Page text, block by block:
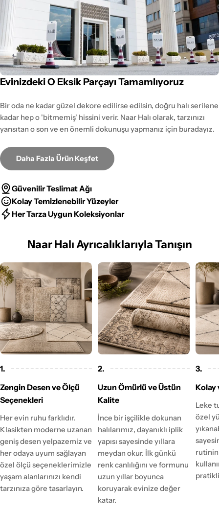
Evinizdeki O Eksik Parçayı Tamamlıyoruz
Bir oda ne kadar güzel dekore edilirse edilsin, doğru halı serilene
kadar hep o 'bitmemiş' hissini verir. Naar Halı olarak, tarzınızı
yansıtan o son ve en önemli dokunuşu yapmanız için buradayız.
Daha Fazla Ürün Keşfet
Güvenilir Teslimat Ağı
Kolay Temizlenebilir Yüzeyler
Her Tarza Uygun Koleksiyonlar
Naar Halı Ayrıcalıklarıyla Tanışın
1.
Zengin Desen ve Ölçü
Seçenekleri
Her evin ruhu farklıdır.
Klasikten moderne uzanan
geniş desen yelpazemiz ve
her odaya uyum sağlayan
özel ölçü seçeneklerimizle
yaşam alanlarınızı kendi
tarzınıza göre tasarlayın.
2.
Uzun Ömürlü ve Üstün
Kalite
İnce bir işçilikle dokunan
halılarımız, dayanıklı iplik
yapısı sayesinde yıllara
meydan okur. İlk günkü
renk canlılığını ve formunu
uzun yıllar boyunca
koruyarak evinize değer
katar.
3.
Kolay
Leke
özel